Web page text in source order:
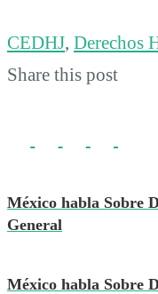
CEDHJ, Derechos
Share this post
México habla Sobre
General
México habla Sobre